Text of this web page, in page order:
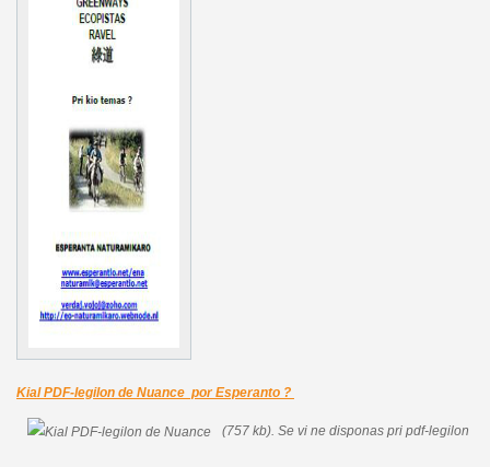
Kial PDF-legilon de Nuance por Esperanto ?
(757 kb). Se vi ne disponas pri pdf-legilon